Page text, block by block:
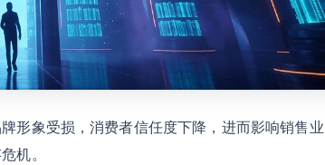
形象受损，消费者信任度下降，进而影响销售业
机。